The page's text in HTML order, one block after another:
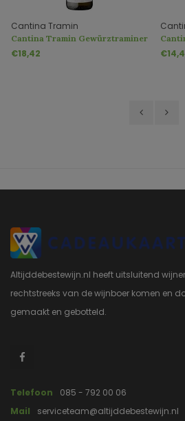
Cantina Tramin
Cantina Tramin Gewürztraminer
Selida DOC
€18,42
Altijddebestewijn.nl heeft uitsluitend
rechtstreeks van de wijnboer komen en
gemaakt en gebotteld.
Telefoon
085 - 792 00 06
Mail
serviceteam@altijddebestewijn.nl